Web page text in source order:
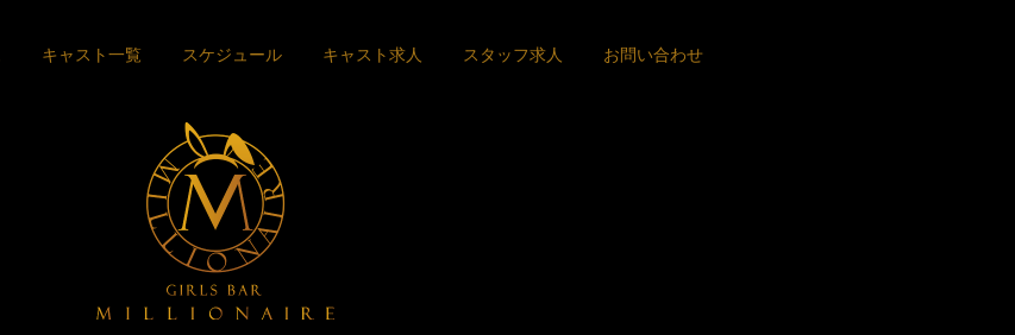
キャスト一覧 スケジュール キャスト求人 スタッフ求人 お問い合わせ